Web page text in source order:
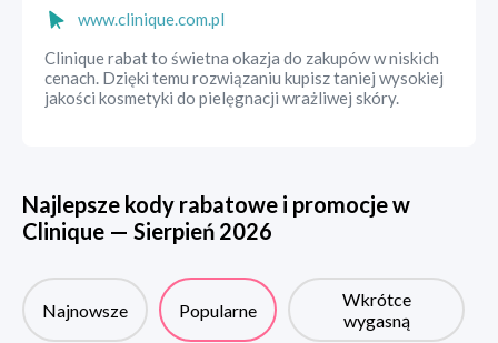
www.clinique.com.pl
Clinique rabat to świetna okazja do zakupów w niskich
cenach. Dzięki temu rozwiązaniu kupisz taniej wysokiej
jakości kosmetyki do pielęgnacji wrażliwej skóry.
Najlepsze kody rabatowe i promocje w
Clinique — Sierpień 2026
Najnowsze Popularne
Wkrótce
wygasną